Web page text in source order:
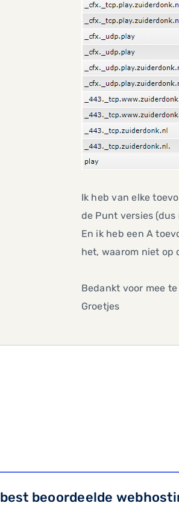
Ik heb van elke
de Punt versies
En ik heb een A
het, waarom niet op
Bedankt voor mee
Groetjes
best beoordeelde